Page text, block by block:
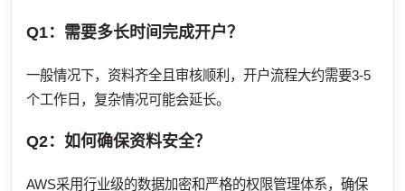
Q1：需要多长时间完成开户？
一般情况下，资料齐全且审核顺利，开户流程大约需要3-5
个工作日，复杂情况可能会延长。
Q2：如何确保资料安全？
AWS采用行业级的数据加密和严格的权限管理体系，确保